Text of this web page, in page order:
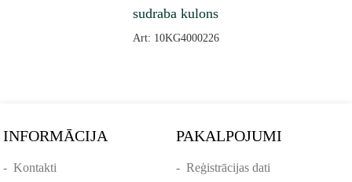
sudraba kulons
Art: 10KG4000226
INFORMĀCIJA
-Kontakti
PAKALPOJUMI
- Reģistrācijas dati